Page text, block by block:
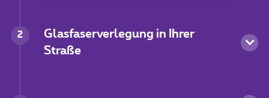
2
Glasfaserverlegung in Ihrer
Straße